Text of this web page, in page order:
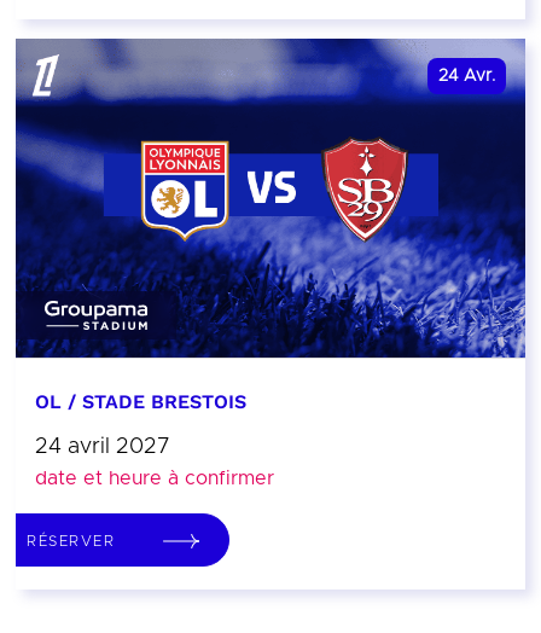
24 Avr.
OL / STADE BRESTOIS
24 avril 2027
date et heure à confirmer
RÉSERVER